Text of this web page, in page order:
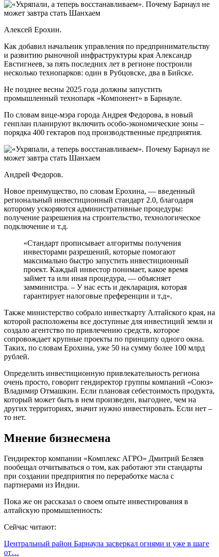
Алексей Ерохин.
Как добавил начальник управления по предпринимательству
и развитию рыночной инфраструктуры края Александр
Евстигнеев, за пять последних лет в регионе построили
несколько технопарков: один в Рубцовске, два в Бийске.
Не позднее весны 2025 года должны запустить
промышленный технопарк «Компонент» в Барнауле.
По словам вице-мэра города Андрея Федорова, в новый
генплан планируют включить особо-экономические зоны –
порядка 400 гектаров под производственные предприятия.
Андрей Федоров.
Новое преимущество, по словам Ерохина, — введенный
региональный инвестиционный стандарт 2.0, благодаря
которому ускоряются административные процедуры:
получение разрешения на строительство, технологическое
подключение и т.д.
«Стандарт прописывает алгоритмы получения
инвесторами разрешений, которые помогают
максимально быстро запустить инвестиционный
проект. Каждый инвестор понимает, какое время
займет та или иная процедура, — объясняет
замминистра. – У нас есть и декларация, которая
гарантирует налоговые преференции и т.д».
Также министерство собрало инвесткарту Алтайского края, на
которой расположены все доступные для инвестиций земли и
создало агентство по привлечению средств, которое
сопровождает крупные проекты по принципу одного окна.
Таких, по словам Ерохина, уже 50 на сумму более 100 млрд
рублей.
Определить инвестиционную привлекательность региона
очень просто, говорит гендиректор группы компаний «Союз»
Владимир Отмашкин. Если плановая себестоимость продукта,
который может быть в нем произведен, выгоднее, чем на
других территориях, значит нужно инвестировать. Если нет –
то нет.
Мнение бизнесмена
Гендиректор компании «Комплекс АГРО» Дмитрий Беляев
пообещал отчитываться о том, как работают эти стандарты
при создании предприятия по переработке масла с
партнерами из Индии.
Пока же он рассказал о своем опыте инвестирования в
алтайскую промышленность:
Сейчас читают:
Центральный район Барнаула засверкал огнями и уже в шаге
от…